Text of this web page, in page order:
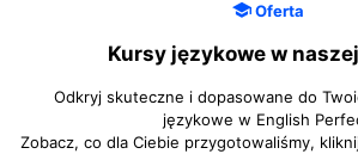
Oferta
Kursy językowe w
Odkryj skuteczne i dopasowane do
językowe w English
Zobacz, co dla Ciebie przygotowaliśmy,